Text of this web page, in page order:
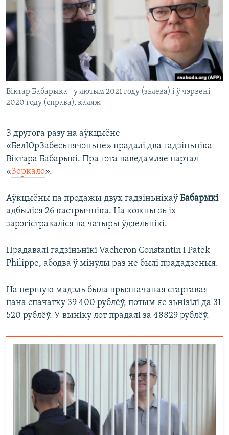
КУЛЬТУРА
КАЛЯНДАР
МОВА
НА ХВАЛЯХ СВАБОДЫ
Віктар Бабарыка - у лютым 2021 году (зьлева) і ў чэрвені
2020 году (справа), каляж
З другога разу на аўкцыёне
«БелЮрЗабесьпячэньне» прадалі два гадзіньніка
Віктара Бабарыкі. Пра гэта паведамляе партал
«Зеркало».
Аўкцыёны па продажы двух гадзіньнікаў Бабарыкі
адбыліся 26 кастрычніка. На кожны зь іх
зарэгістраваліся па чатыры ўдзельнікі.
Прадавалі гадзіньнікі Vacheron Constantin і Patek
Philippe, абодва ў мінулы раз не былі прададзеныя.
На першую мадэль была прызначаная стартавая
цана спачатку 39 400 рублёў, потым яе зьнізілі да 31
520 рублёў. У выніку лот прадалі за 48829 рублёў.